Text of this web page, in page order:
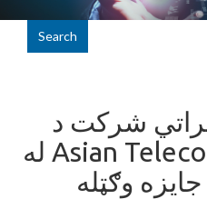
Search
شرکت د
Asian Telecom Awards 2024 له
وګټله